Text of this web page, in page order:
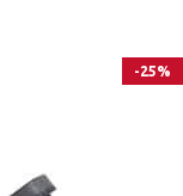
-25%